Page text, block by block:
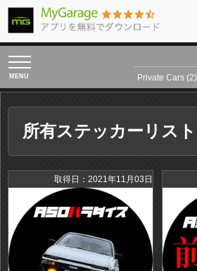
toggle
navigation
Private Cars (2)
所有ステッカーリスト
取得日：2021年11月03日